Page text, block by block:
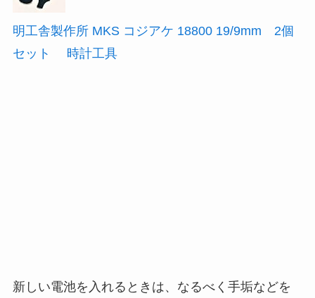
明工舎製作所 MKS コジアケ 18800 19/9mm 2個
セット 時計工具
新しい電池を入れるときは、なるべく手垢などを